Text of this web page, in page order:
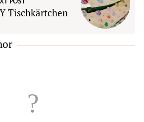
POST
Tischkärtchen